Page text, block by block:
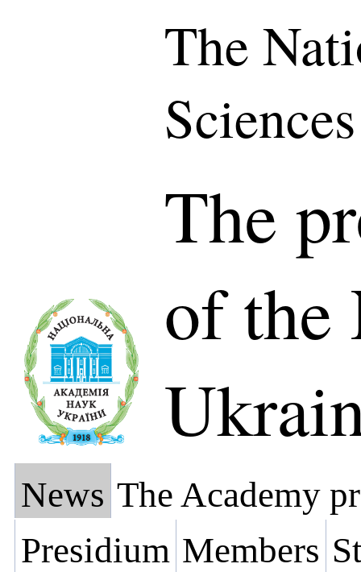
The
The
of the
News The Academy
Presidium Members